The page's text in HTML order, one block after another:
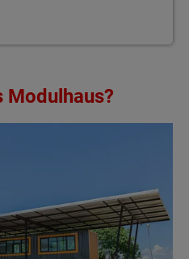
Modulhaus?